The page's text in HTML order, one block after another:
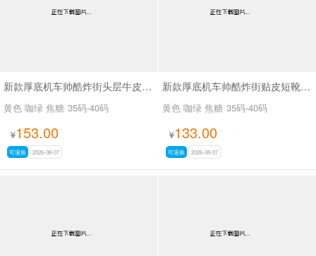
新款厚底机车帅酷炸街头层牛皮短靴SA2678
黄色 咖绿 焦糖 35码-40码
¥153.00
可退换 2026-08-07
新款厚底机车帅酷炸街贴皮短靴SA2677
黄色 咖绿 焦糖 35码-40码
¥133.00
可退换 2026-08-07